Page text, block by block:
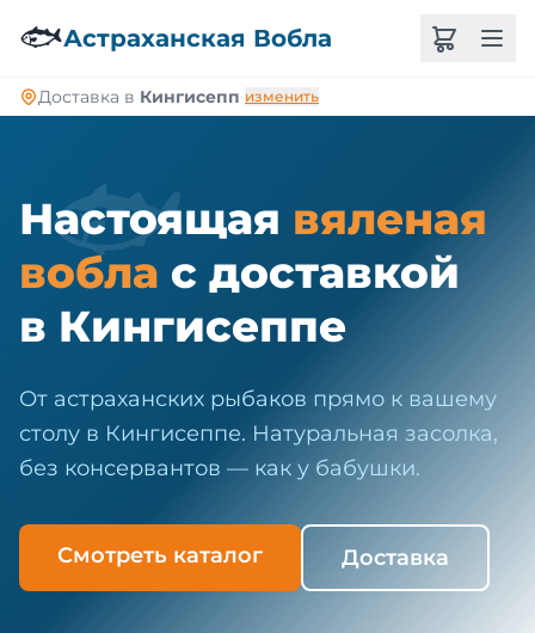
🐟Астраханская Вобла
Доставка в Кингисепп изменить
🐟
Настоящая вяленая
вобла с доставкой
в Кингисеппе
От астраханских рыбаков прямо к вашему
столу в Кингисеппе. Натуральная засолка,
без консервантов — как у бабушки.
Смотреть каталог Доставка